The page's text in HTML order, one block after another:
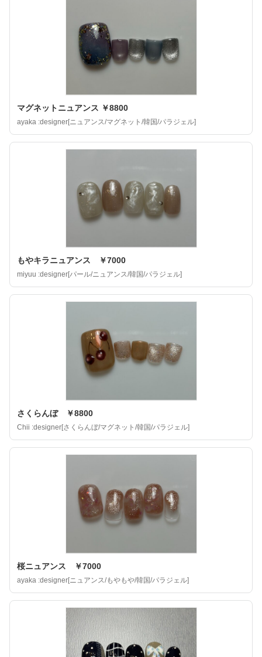
マグネットニュアンス ￥8800
ayaka :designer[ニュアンス/マグネット/韓国/パラジェル]
もやキラニュアンス ￥7000
miyuu :designer[パール/ニュアンス/韓国/パラジェル]
さくらんぼ ￥8800
Chii :designer[さくらんぼ/マグネット/韓国/パラジェル]
桜ニュアンス ￥7000
ayaka :designer[ニュアンス/もやもや/韓国/パラジェル]